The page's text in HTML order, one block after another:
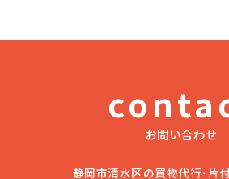
お問い合わせ
静岡市清水区の買物代行･片